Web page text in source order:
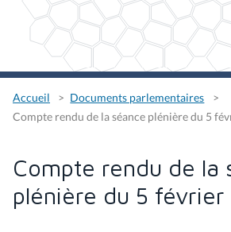
Accueil
Documents parlementaires
Compte rendu de la séance plénière du 5
Compte rendu de la
plénière du 5 février